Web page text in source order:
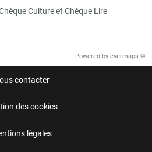
Culture et Chèque Lire
Powered by evermaps ©
contacter
des cookies
légales